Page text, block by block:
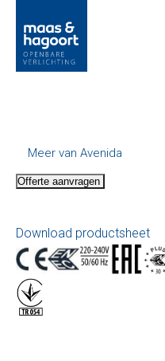
Meer van Avenida
Offerte aanvragen
Download productsheet